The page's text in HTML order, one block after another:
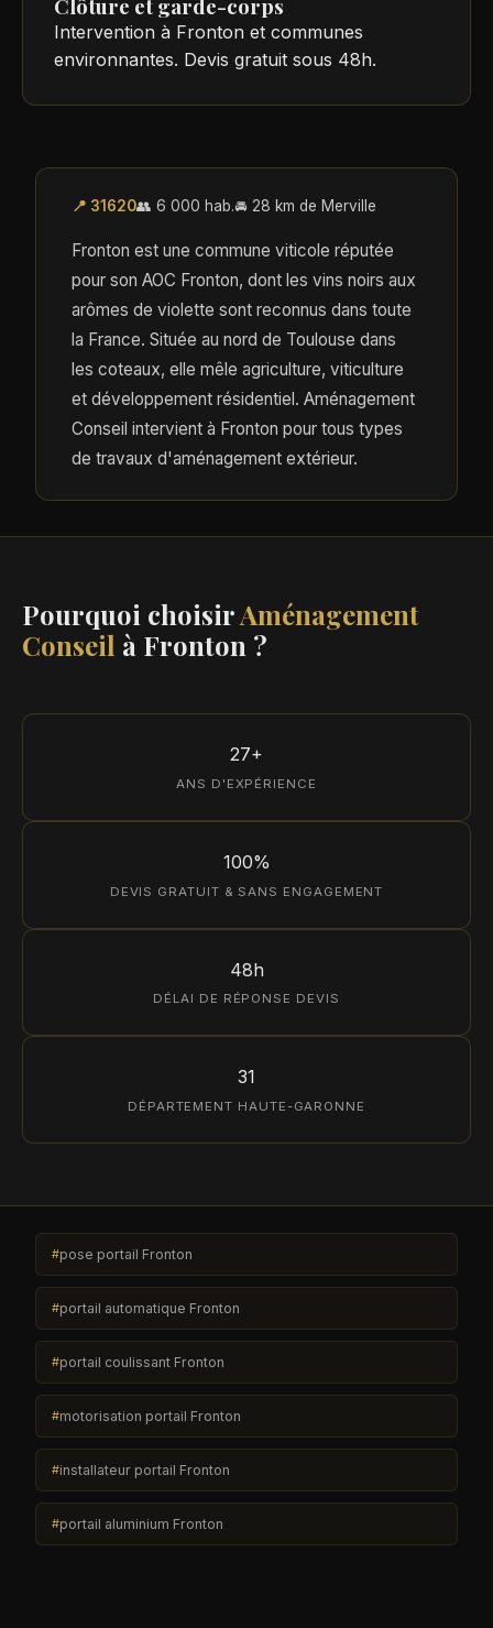
Clôture et garde-corps
Intervention à Fronton et communes
environnantes. Devis gratuit sous 48h.
📍 31620👥 6 000 hab.🚘 28 km de Merville
Fronton est une commune viticole réputée
pour son AOC Fronton, dont les vins noirs aux
arômes de violette sont reconnus dans toute
la France. Située au nord de Toulouse dans
les coteaux, elle mêle agriculture, viticulture
et développement résidentiel. Aménagement
Conseil intervient à Fronton pour tous types
de travaux d'aménagement extérieur.
Pourquoi choisirAménagement
Conseil à Fronton ?
27+
ANS D'EXPÉRIENCE
100%
DEVIS GRATUIT & SANS ENGAGEMENT
48h
DÉLAI DE RÉPONSE DEVIS
31
DÉPARTEMENT HAUTE-GARONNE
pose portail Fronton
portail automatique Fronton
portail coulissant Fronton
motorisation portail Fronton
installateur portail Fronton
portail aluminium Fronton